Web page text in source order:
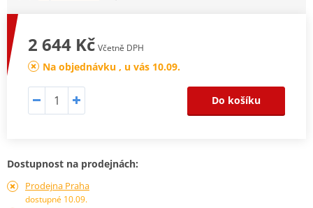
2 644 Kč Včetně DPH
Na objednávku , u vás 10.09.
Do košíku
Dostupnost na prodejnách:
Prodejna Praha
dostupné 10.09.